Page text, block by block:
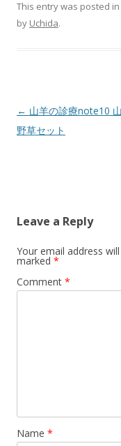
This entry was posted in
by Uchida.
Post
navigation
← 山羊の診療note10
野草セット
Leave a Reply
Your email address
marked *
Comment *
Name *